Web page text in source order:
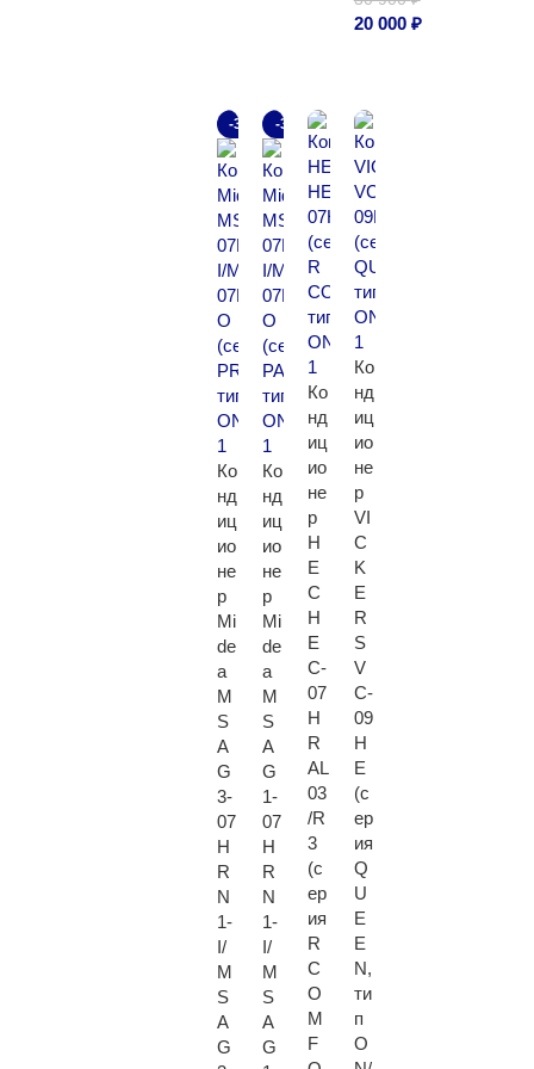
20 000 ₽
-32%
Ко
нд
иц
ио
не
р
Mi
de
a
M
S
A
G
3-
07
H
R
N
1-
I/
M
S
A
G
-39%
Ко
нд
иц
ио
не
р
Mi
de
a
M
S
A
G
1-
07
H
R
N
1-
I/
M
S
A
G
Ко
нд
иц
ио
не
р
H
E
C
H
E
C-
07
H
R
AL
03
/R
3
(с
ер
ия
R
C
O
M
F
Ко
нд
иц
ио
не
р
VI
C
K
E
R
S
V
C-
09
H
E
(с
ер
ия
Q
U
E
E
N,
ти
п
O